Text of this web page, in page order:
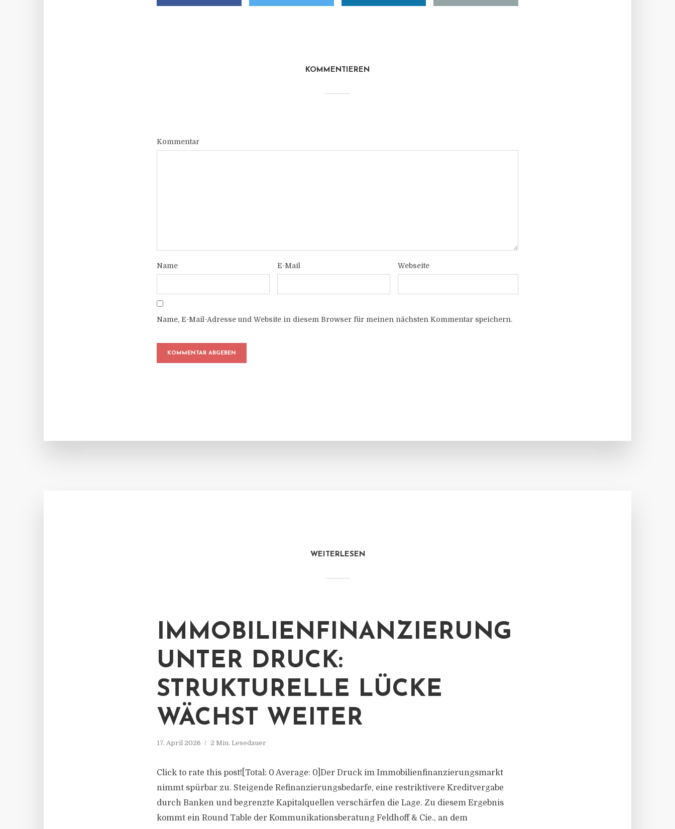
KOMMENTIEREN
Kommentar
Name E-Mail Webseite
Name, E-Mail-Adresse und Website in diesem Browser für meinen nächsten Kommentar speichern.
WEITERLESEN
IMMOBILIENFINANZIERUNG
UNTER DRUCK:
STRUKTURELLE LÜCKE
WÄCHST WEITER
17. April 2026 2 Min. Lesedauer
Click to rate this post![Total: 0 Average: 0]Der Druck im Immobilienfinanzierungsmarkt
nimmt spürbar zu. Steigende Refinanzierungsbedarfe, eine restriktivere Kreditvergabe
durch Banken und begrenzte Kapitalquellen verschärfen die Lage. Zu diesem Ergebnis
kommt ein Round Table der Kommunikationsberatung Feldhoff & Cie., an dem